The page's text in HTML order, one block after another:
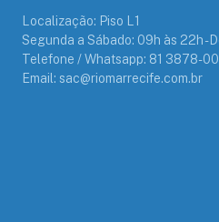
Localização: Piso L1
Segunda a Sábado: 09h às 22h -
Telefone / Whatsapp: 81 3878-
Email: sac@riomarrecife.com.br